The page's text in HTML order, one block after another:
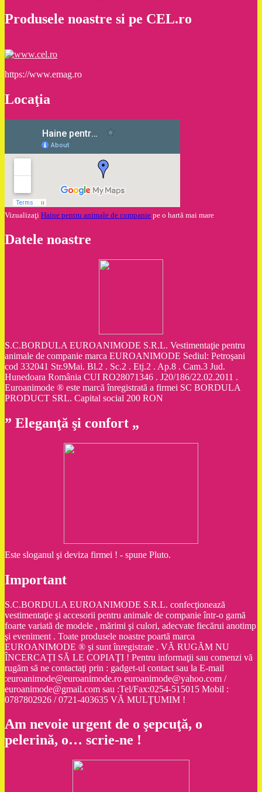
Produsele noastre si pe CEL.ro
https://www.emag.ro
Locaţia
Vizualizaţi Haine pentru animale de companie pe o hartă mai mare
Datele noastre
S.C.BORDULA EUROANIMODE S.R.L. Vestimentaţie pentru
animale de companie marca EUROANIMODE Sediul: Petroşani
cod 332041 Str.9Mai. Bl.2 . Sc.2 . Etj.2 . Ap.8 . Cam.3 Jud.
Hunedoara România CUI RO28071346 . J20/186/22.02.2011 .
Euroanimode ® este marcă înregistrată a firmei SC BORDULA
PRODUCT SRL. Capital social 200 RON
” Eleganţă şi confort „
Este sloganul şi deviza firmei ! - spune Pluto.
Important
S.C.BORDULA EUROANIMODE S.R.L. confecţionează
vestimentaţie şi accesorii pentru animale de companie într-o gamă
foarte variată de modele , mărimi şi culori, adecvate fiecărui anotimp
şi eveniment . Toate produsele noastre poartă marca
EUROANIMODE ® şi sunt înregistrate . VĂ RUGĂM NU
ÎNCERCAŢI SĂ LE COPIAŢI ! Pentru informaţii sau comenzi vă
rugăm să ne contactaţi prin : gadget-ul contact sau la E-mail
:euroanimode@euroanimode.ro euroanimode@yahoo.com /
euroanimode@gmail.com sau :Tel/Fax:0254-515015 Mobil :
0787802926 / 0721-403635 VĂ MULŢUMIM !
Am nevoie urgent de o şepcuţă, o
pelerină, o… scrie-ne !